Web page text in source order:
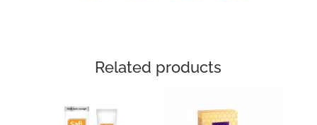
Related products